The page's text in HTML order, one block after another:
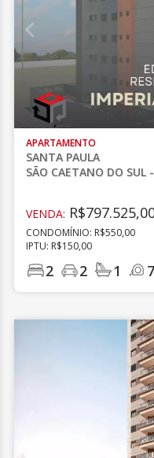
APARTAMENTO
SANTA PAULA
SÃO CAETANO DO SUL
VENDA:
CONDOMÍNIO: R$550,00
IPTU: R$150,00
2 2 1